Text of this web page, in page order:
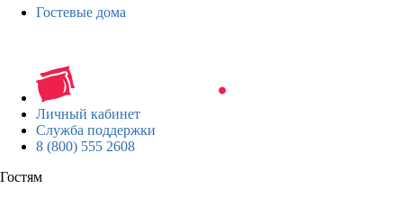
Гостевые дома
Личный кабинет
Служба поддержки
8 (800) 555 2608
Гостям